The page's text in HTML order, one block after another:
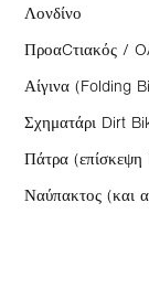
Λονδίνο
ΠροαCτιακός /
Αίγινα (Folding
Σχηματάρι Dirt
Πάτρα
Ναύπακτος (και